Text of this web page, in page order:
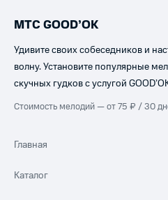
МТС GOOD’OK
Удивите своих собеседников и
волну. Установите популярные
скучных гудков с услугой
Стоимость мелодий — от 75 ₽ / 30
Главная
Каталог